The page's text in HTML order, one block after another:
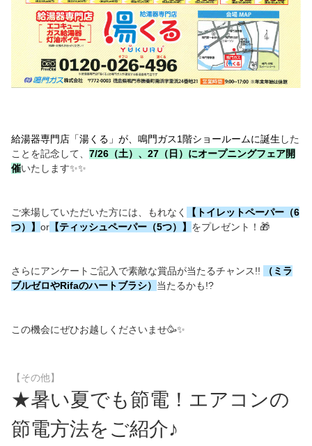
給湯器専門店「湯くる」が、鳴門ガス1階ショールームに誕生 した
ことを記念して、 7/26（土）、27（日）にオープニングフェア開
催いたします✨✨
ご来場していただいた方には、もれなく
【トイレットペーパー（6
つ）】 or 【ティッシュペーパー（5つ）】 をプレゼント！🎁
さらにアンケートご記入で素敵な賞品が当たるチャンス!!
（ミラ
ブルゼロやRifaのハートブラシ） 当たるかも!?
この機会にぜひお越しくださいませ🥳✨
【その他】
★暑い夏でも節電！エアコンの
節電方法をご紹介♪